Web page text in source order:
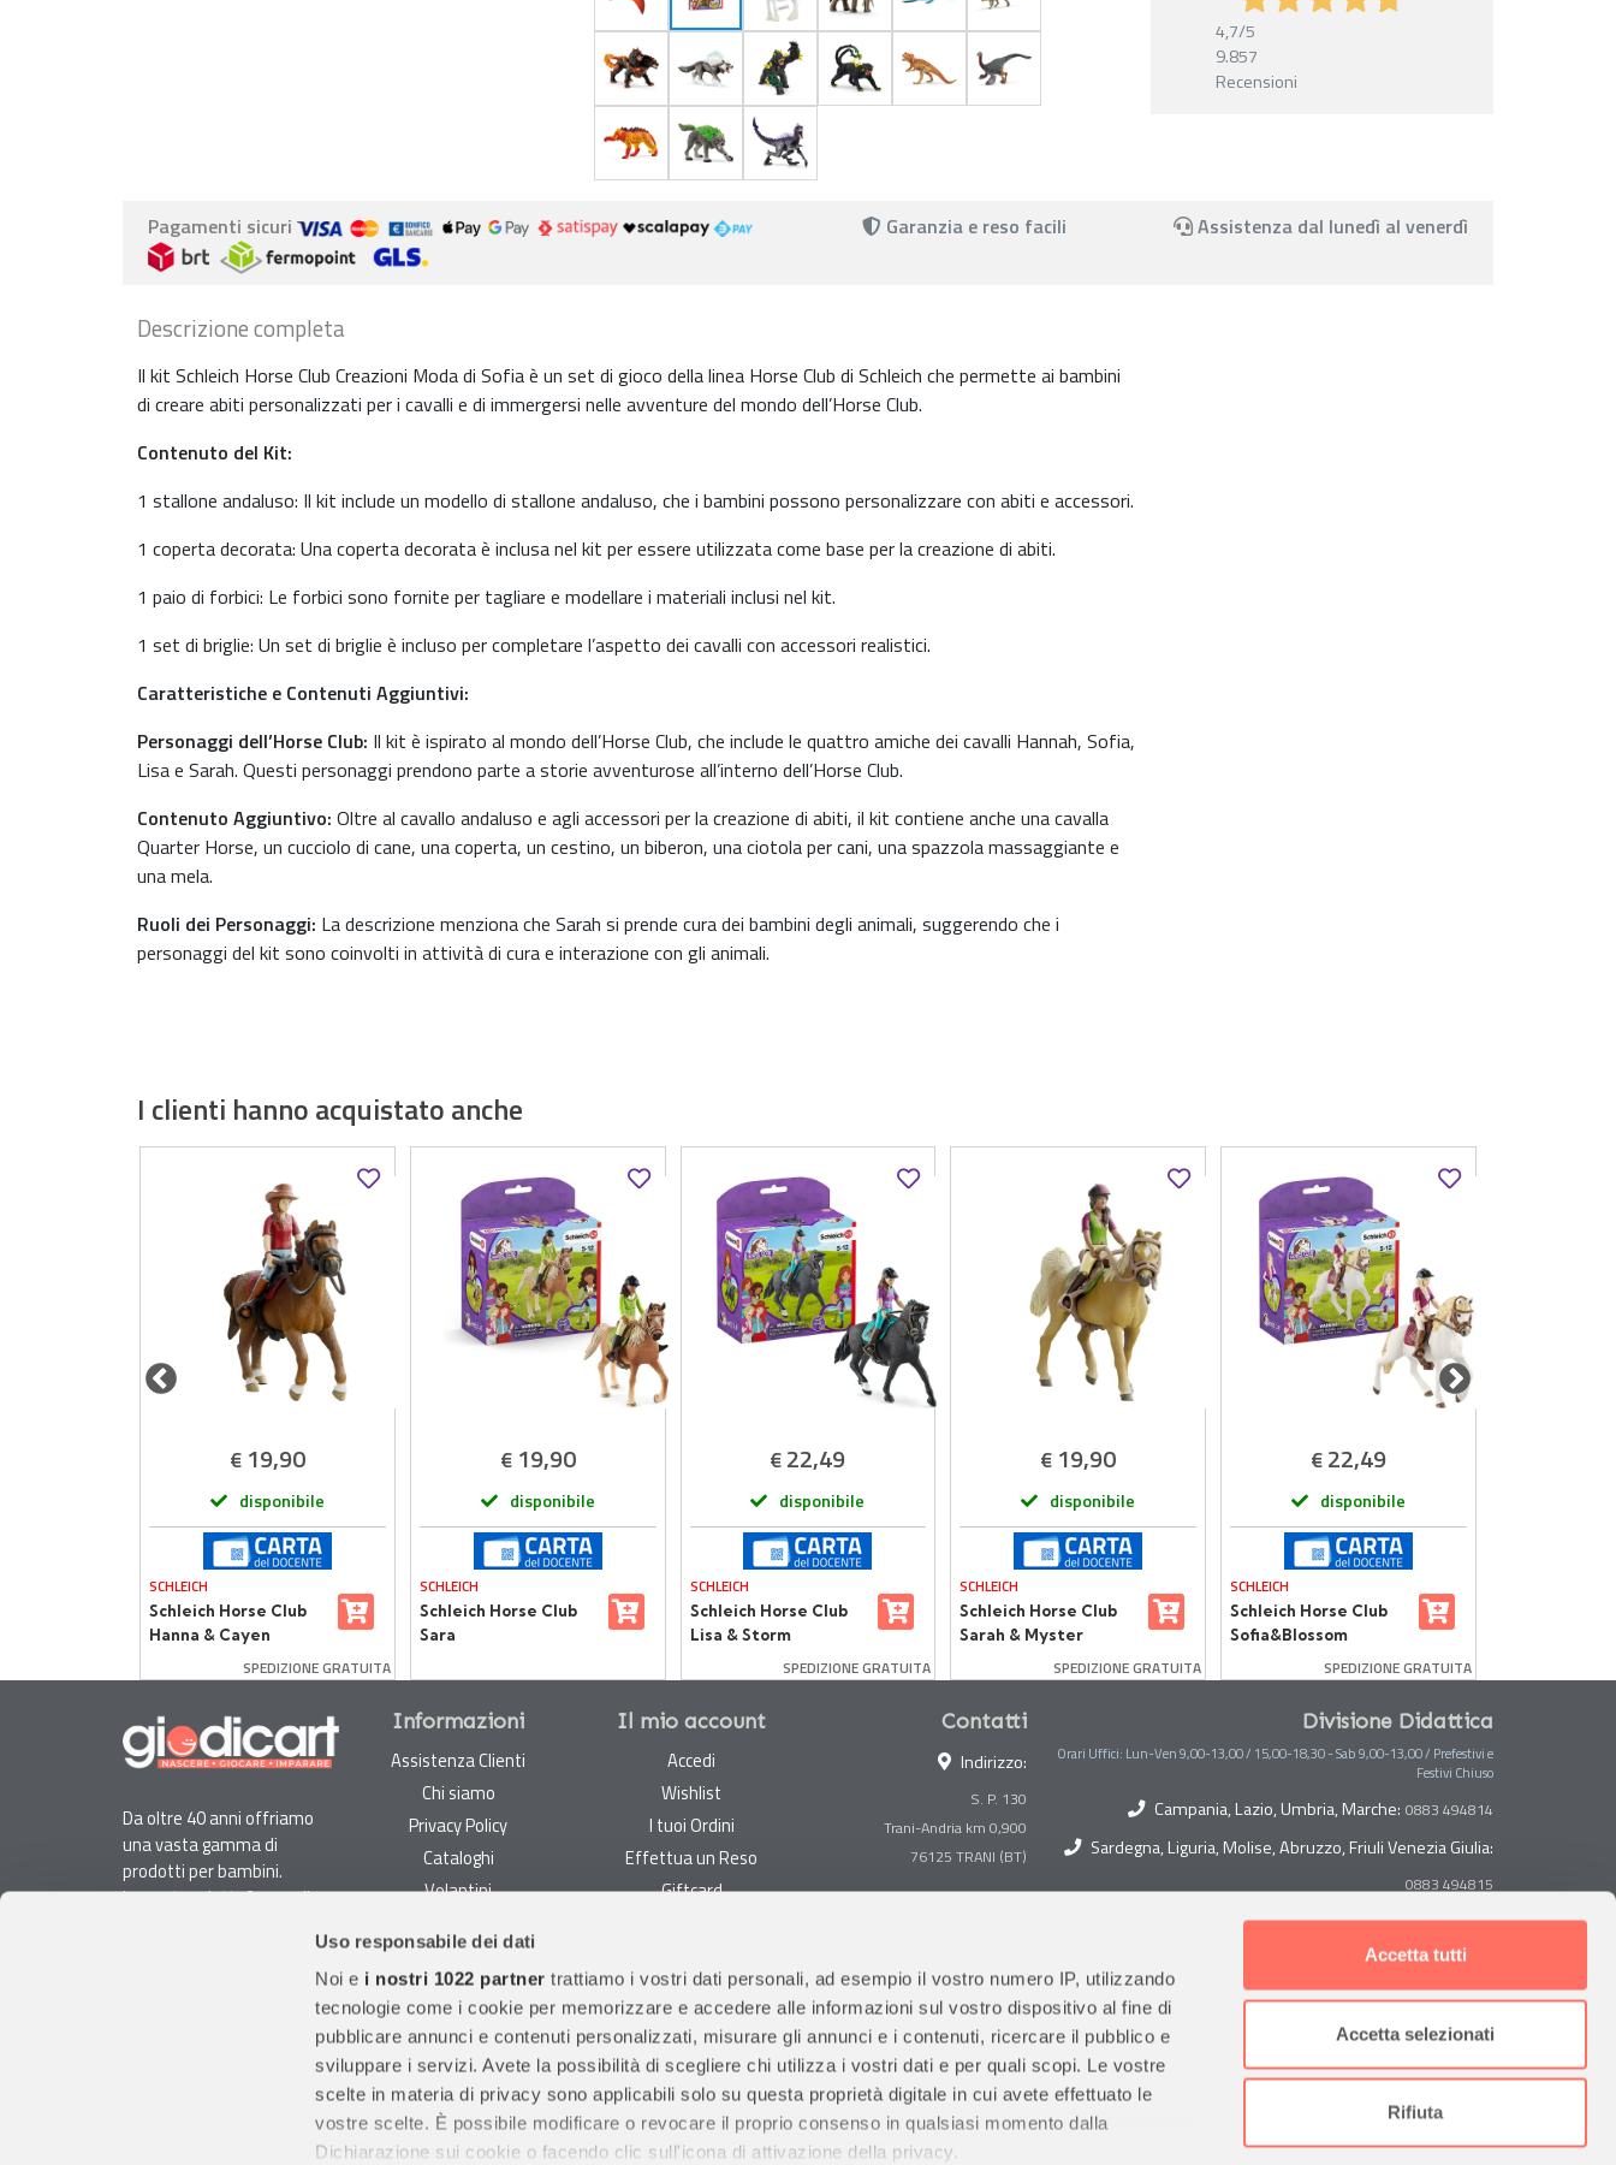
Uso responsabile dei dati
Noi e i nostri 1022 partner trattiamo i vostri dati personali, ad esempio il vostro numero IP, utilizzando
tecnologie come i cookie per memorizzare e accedere alle informazioni sul vostro dispositivo al fine di
pubblicare annunci e contenuti personalizzati, misurare gli annunci e i contenuti, ricercare il pubblico e
sviluppare i servizi. Avete la possibilità di scegliere chi utilizza i vostri dati e per quali scopi. Le vostre
scelte in materia di privacy sono applicabili solo su questa proprietà digitale in cui avete effettuato le
vostre scelte. È possibile modificare o revocare il proprio consenso in qualsiasi momento dalla
Dichiarazione sui cookie o facendo clic sull'icona di attivazione della privacy.
Accetta tutti
Accetta selezionati
Rifiuta
4,7/5
9.857
Recensioni
Pagamenti sicuri Garanzia e reso facili Assistenza dal lunedì al venerdì
Descrizione completa
Il kit Schleich Horse Club Creazioni Moda di Sofia è un set di gioco della linea Horse Club di Schleich che permette ai bambini
di creare abiti personalizzati per i cavalli e di immergersi nelle avventure del mondo dell’Horse Club.
Contenuto del Kit:
1 stallone andaluso: Il kit include un modello di stallone andaluso, che i bambini possono personalizzare con abiti e accessori.
1 coperta decorata: Una coperta decorata è inclusa nel kit per essere utilizzata come base per la creazione di abiti.
1 paio di forbici: Le forbici sono fornite per tagliare e modellare i materiali inclusi nel kit.
1 set di briglie: Un set di briglie è incluso per completare l’aspetto dei cavalli con accessori realistici.
Caratteristiche e Contenuti Aggiuntivi:
Personaggi dell’Horse Club: Il kit è ispirato al mondo dell’Horse Club, che include le quattro amiche dei cavalli Hannah, Sofia,
Lisa e Sarah. Questi personaggi prendono parte a storie avventurose all’interno dell’Horse Club.
Contenuto Aggiuntivo: Oltre al cavallo andaluso e agli accessori per la creazione di abiti, il kit contiene anche una cavalla
Quarter Horse, un cucciolo di cane, una coperta, un cestino, un biberon, una ciotola per cani, una spazzola massaggiante e
una mela.
Ruoli dei Personaggi: La descrizione menziona che Sarah si prende cura dei bambini degli animali, suggerendo che i
personaggi del kit sono coinvolti in attività di cura e interazione con gli animali.
I clienti hanno acquistato anche
€ 19,90
disponibile
SCHLEICH
Schleich Horse Club
Hanna & Cayen
SPEDIZIONE GRATUITA
€ 19,90
disponibile
SCHLEICH
Schleich Horse Club
Sara
€22,49
disponibile
SCHLEICH
Schleich Horse Club
Lisa & Storm
SPEDIZIONE GRATUITA
€ 19,90
disponibile
SCHLEICH
Schleich Horse Club
Sarah & Myster
SPEDIZIONE GRATUITA
€22,49
disponibile
SCHLEICH
Schleich Horse Club
Sofia&Blossom
SPEDIZIONE GRATUITA
Da oltre 40 anni offriamo
una vasta gamma di
prodotti per bambini.
La nostra piattaforma di
ricerca di giocattoli, articoli
per l'infanzia, cancelleria e
soddisfare le esigenze dei
Informazioni
Assistenza Clienti
Chi siamo
Privacy Policy
Cataloghi
Volantini
DURC e Tracciabilità
Rilevazione Misure
Radiatori
Il mio account
Accedi
Wishlist
I tuoi Ordini
Effettua un Reso
Giftcard
Garanzie
Condizioni di vendita
Spedizioni e Resi
Pagamenti sicuri
Contatti
Indirizzo:
S. P. 130
Trani-Andria km 0,900
Prima Infanzia: 0883
494858
Orari di apertura al pubblico
Divisione Didattica
Orari Uffici: Lun-Ven 9,00-13,00 / 15,00-18,30 - Sab 9,00-13,00 / Prefestivi e
Festivi Chiuso
Campania, Lazio, Umbria, Marche: 0883 494814
Sardegna, Liguria, Molise, Abruzzo, Friuli Venezia Giulia:
0883 494815
Toscana, Lombardia, Piemonte, Veneto, Trentino Alto
Sicilia, Puglia, Calabria, Basilicata, Valle D'Aosta:
0883 494884 Emilia Romagna: 0883 494813
Contabilità
0883 494820 0883 494822